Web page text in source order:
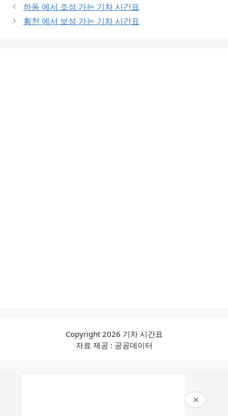
하동 에서 조성 가는 기차 시간표
횡천 에서 보성 가는 기차 시간표
Copyright 2026 기차 시간표
자료 제공 : 공공데이터
✕